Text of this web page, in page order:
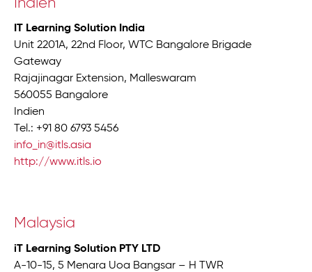
Indien
IT Learning Solution India
Unit 2201A, 22nd Floor, WTC Bangalore Brigade
Gateway
Rajajinagar Extension, Malleswaram
560055 Bangalore
Indien
Tel.: +91 80 6793 5456
info_in@itls.asia
http://www.itls.io
Malaysia
iT Learning Solution PTY LTD
A-10-15, 5 Menara Uoa Bangsar – H TWR